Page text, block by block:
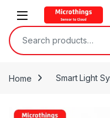
Open
Search for:
Home Smart Light